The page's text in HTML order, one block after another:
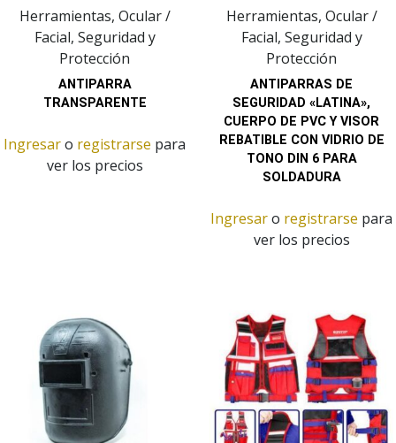
Herramientas, Ocular /
Facial, Seguridad y
Protección
ANTIPARRA
TRANSPARENTE
Ingresaro registrarse para
ver los precios
Herramientas, Ocular /
Facial, Seguridad y
Protección
ANTIPARRAS DE
SEGURIDAD «LATINA»,
CUERPO DE PVC Y VISOR
REBATIBLE CON VIDRIO DE
TONO DIN 6 PARA
SOLDADURA
Ingresaro registrarse para
ver los precios